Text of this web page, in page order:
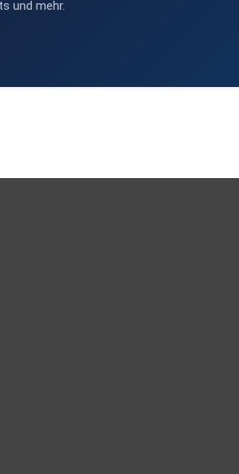
und mehr.